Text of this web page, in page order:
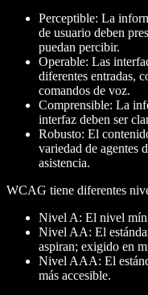
Perceptible: La
de usuario deben
puedan percibir.
Operable: Las
diferentes entradas,
comandos de voz.
Comprensible: La
interfaz deben ser
Robusto: El
variedad de agentes
asistencia.
WCAG tiene diferentes
Nivel A: El nivel
Nivel AA: El
aspiran; exigido en
Nivel AAA: El
más accesible.